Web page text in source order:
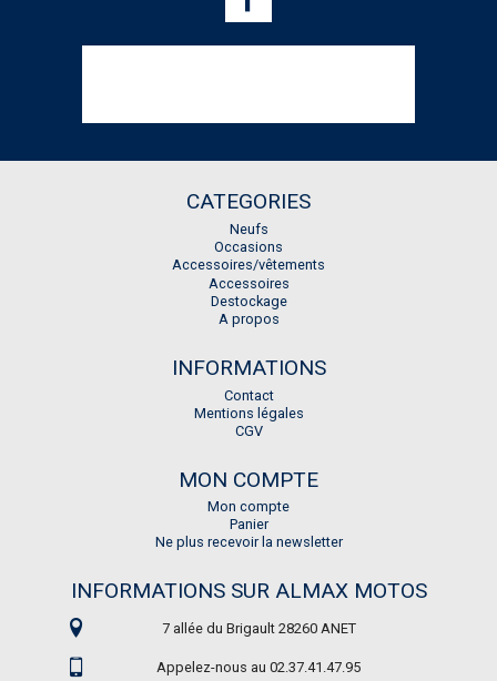
CATEGORIES
Neufs
Occasions
Accessoires/vêtements
Accessoires
Destockage
A propos
INFORMATIONS
Contact
Mentions légales
CGV
MON COMPTE
Mon compte
Panier
Ne plus recevoir la newsletter
INFORMATIONS SUR ALMAX MOTOS
7 allée du Brigault 28260 ANET
Appelez-nous au 02.37.41.47.95